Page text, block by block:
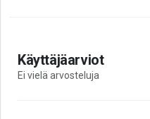
Käyttäjäarviot
Ei vielä arvosteluja